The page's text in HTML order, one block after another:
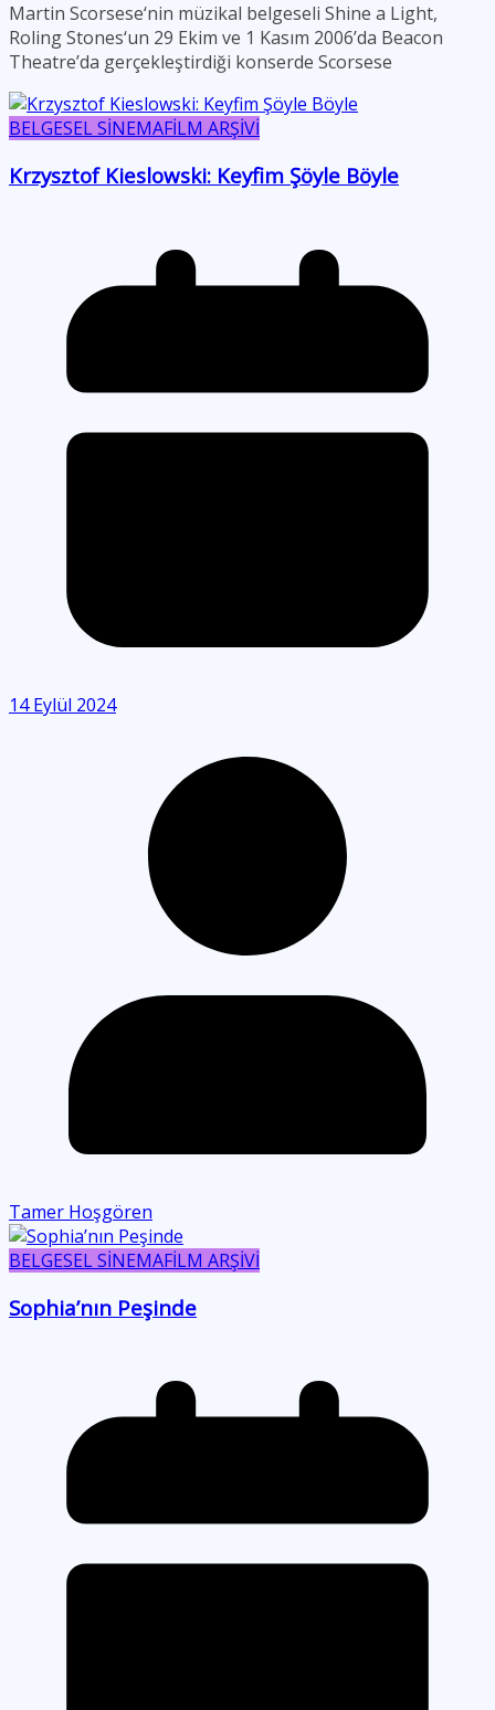
Martin Scorsese‘nin müzikal belgeseli Shine a Light,
Roling Stones‘un 29 Ekim ve 1 Kasım 2006’da Beacon
Theatre’da gerçekleştirdiği konserde Scorsese
BELGESEL SİNEMAFİLM ARŞİVİ
Krzysztof Kieslowski: Keyfim Şöyle Böyle
14 Eylül 2024
Tamer Hoşgören
BELGESEL SİNEMAFİLM ARŞİVİ
Sophia’nın Peşinde